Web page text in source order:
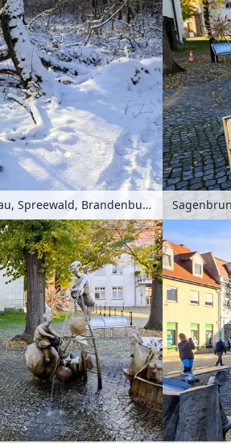
Wotschofska-Weg bei Lübbenau, Spreewald, Brandenburg, Deutschland